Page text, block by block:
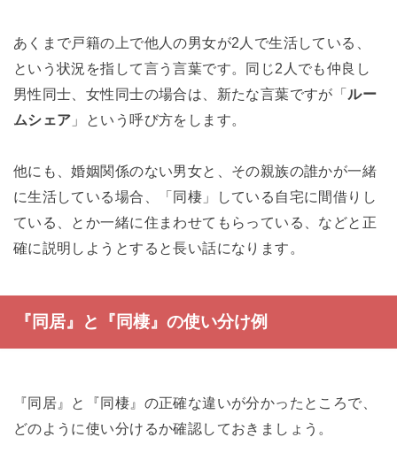
あくまで戸籍の上で他人の男女が2人で生活している、
という状況を指して言う言葉です。同じ2人でも仲良し
男性同士、女性同士の場合は、新たな言葉ですが「ルー
ムシェア 」という呼び方をします。
他にも、婚姻関係のない男女と、その親族の誰かが一緒
に生活している場合、「同棲」している自宅に間借りし
ている、とか一緒に住まわせてもらっている、などと正
確に説明しようとすると長い話になります。
『同居』と『同棲』の使い分け例
『同居』と『同棲』の正確な違いが分かったところで、
どのように使い分けるか確認しておきましょう。